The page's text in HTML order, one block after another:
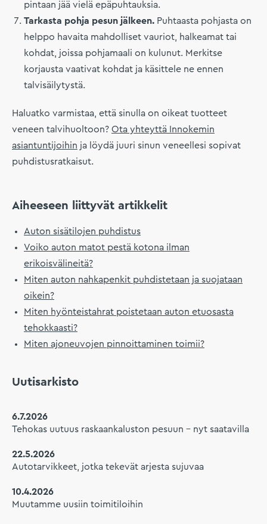
pintaan jää vielä epäpuhtauksia.
Tarkasta pohja pesun jälkeen. Puhtaasta pohjasta on
helppo havaita mahdolliset vauriot, halkeamat tai
kohdat, joissa pohjamaali on kulunut. Merkitse
korjausta vaativat kohdat ja käsittele ne ennen
talvisäilytystä.
Haluatko varmistaa, että sinulla on oikeat tuotteet
veneen talvihuoltoon? Ota yhteyttä Innokemin
asiantuntijoihin ja löydä juuri sinun veneellesi sopivat
puhdistusratkaisut.
Aiheeseen liittyvät artikkelit
Auton sisätilojen puhdistus
Voiko auton matot pestä kotona ilman
erikoisvälineitä?
Miten auton nahkapenkit puhdistetaan ja suojataan
oikein?
Miten hyönteistahrat poistetaan auton etuosasta
tehokkaasti?
Miten ajoneuvojen pinnoittaminen toimii?
Uutisarkisto
6.7.2026
Tehokas uutuus raskaankaluston pesuun – nyt saatavilla
22.5.2026
Autotarvikkeet, jotka tekevät arjesta sujuvaa
10.4.2026
Muutamme uusiin toimitiloihin